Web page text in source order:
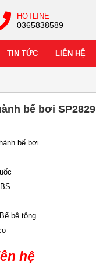
HOTLINE
0365838589
TIN TỨC LIÊN HỆ
bể bơi SP2829
bể bơi
bê tông
hệ